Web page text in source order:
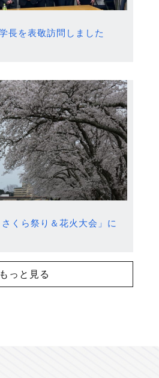
長を表敬訪問しました
さくら祭り＆花火大会」に
もっと見る